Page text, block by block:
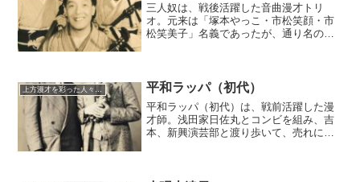
三人奴は、戦後活躍した音曲漫才トリ
オ。元来は「塚本やっこ・市松笑顔・市
松笑美子」名義であったが、通り名の
拓した。やっこと笑顔は実の夫婦。笑美
子は笑顔の妹に当たる。
上方漫才を彩った人々（仮） 平和ラッパ（初代）
平和ラッパ（初代）は、戦前活躍した漫
才師。浅田家日佐丸とコンビを組み、吉
本、新興演芸部と渡り歩いて、売れに売